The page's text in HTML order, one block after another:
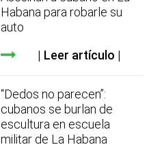
Habana para robarle su
auto
Leer artículo
“Dedos no parecen”:
cubanos se burlan de
escultura en escuela
militar de La Habana